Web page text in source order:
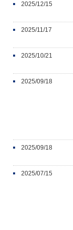
2025/12/15
2025/11/17
2025/10/21
2025/09/18
2025/09/18
2025/07/15